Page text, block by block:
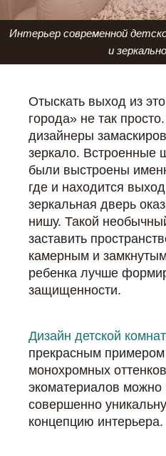
Интерьер современной
и
Отыскать выход из
города» не так
дизайнеры
зеркало. Встроенные
были выстроены
где и находится
зеркальная дверь
нишу. Такой
заставить
камерным и
ребенка лучше
защищенности.
Дизайн детской
прекрасным
монохромных
экоматериалов можно
совершенно
концепцию интерьера.